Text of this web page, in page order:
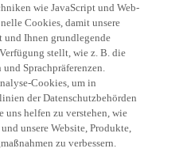
wie JavaScript und Web-
Cookies, damit unsere
Ihnen grundlegende
stellt, wie z. B. die
Sprachpräferenzen.
Cookies, um in
der Datenschutzbehörden
uns helfen zu verstehen, wie
unsere Website, Produkte,
zu verbessern.